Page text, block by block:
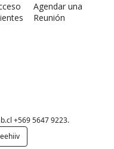
Agendar una
Reunión
+569 5647 9223.